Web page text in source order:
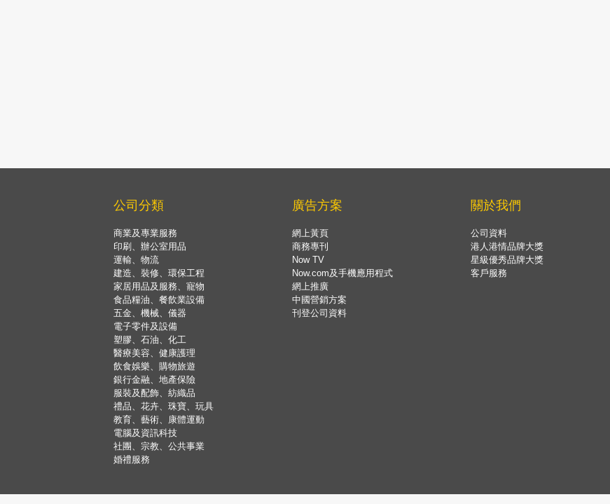
公司分類
商業及專業服務
印刷、辦公室用品
運輸、物流
建造、裝修、環保工程
家居用品及服務、寵物
食品糧油、餐飲業設備
五金、機械、儀器
電子零件及設備
塑膠、石油、化工
醫療美容、健康護理
飲食娛樂、購物旅遊
銀行金融、地產保險
服裝及配飾、紡織品
禮品、花卉、珠寶、玩具
教育、藝術、康體運動
電腦及資訊科技
社團、宗教、公共事業
婚禮服務
廣告方案
網上黃頁
商務專刊
Now TV
Now.com及手機應用程式
網上推廣
中國營銷方案
刊登公司資料
關於我們
公司資料
港人港情品牌大獎
星級優秀品牌大獎
客戶服務